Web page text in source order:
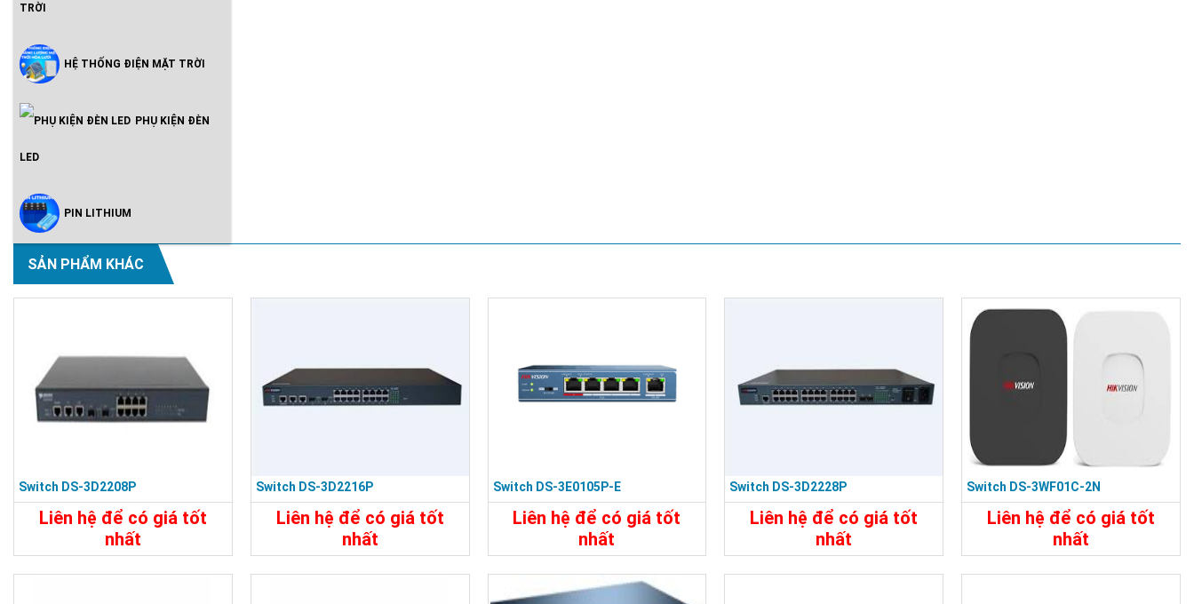
TRỜI
HỆ THỐNG ĐIỆN MẶT TRỜI
Inveter Hòa Lưới Có Lưu Trữ -
PHỤ KIỆN ĐÈN
LED
PIN LITHIUM
SẢN PHẨM KHÁC
Switch DS-3D2208P
Liên hệ để có giá tốt
nhất
15.680.000đ
Switch DS-3D2216P
Liên hệ để có giá tốt
nhất
24.890.000đ
Switch DS-3E0105P-E
Liên hệ để có giá tốt
nhất
2.110.000đ
Chi Tiết Đặt Mua
Switch DS-3D2228P
Liên hệ để có giá tốt
nhất
29.320.000đ
Switch DS-3WF01C-2N
Liên hệ để có giá tốt
nhất
8.860.000đ